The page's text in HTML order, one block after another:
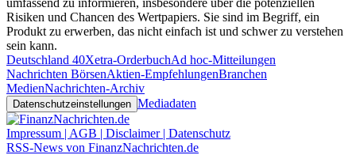
umfassend zu informieren, insbesondere über die potenziellen
Risiken und Chancen des Wertpapiers. Sie sind im Begriff, ein
Produkt zu erwerben, das nicht einfach ist und schwer zu verstehen
sein kann.
Deutschland 40Xetra-OrderbuchAd hoc-Mitteilungen
Nachrichten BörsenAktien-EmpfehlungenBranchen
MedienNachrichten-Archiv
Datenschutzeinstellungen Mediadaten
Impressum | AGB | Disclaimer | Datenschutz
RSS-News von FinanzNachrichten.de